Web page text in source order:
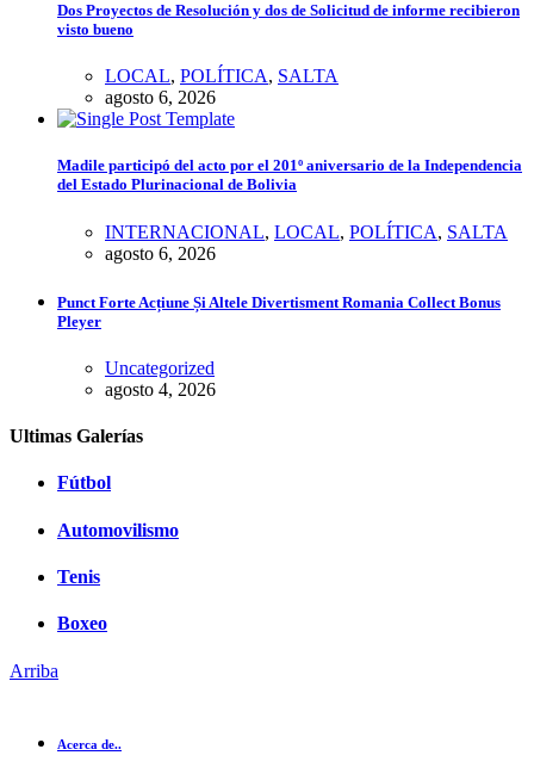
Dos Proyectos de Resolución y dos de Solicitud de informe recibieron
visto bueno
LOCAL, POLÍTICA, SALTA
agosto 6, 2026
Madile participó del acto por el 201º aniversario de la Independencia
del Estado Plurinacional de Bolivia
INTERNACIONAL, LOCAL, POLÍTICA, SALTA
agosto 6, 2026
Punct Forte Acțiune Și Altele Divertisment Romania Collect Bonus
Pleyer
Uncategorized
agosto 4, 2026
Ultimas Galerías
Fútbol
Automovilismo
Tenis
Boxeo
Arriba
Acerca de..